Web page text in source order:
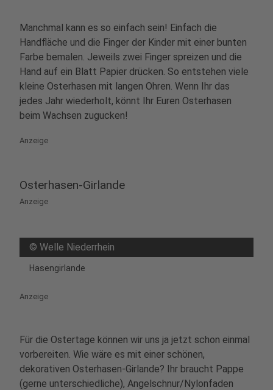
Manchmal kann es so einfach sein! Einfach die
Handfläche und die Finger der Kinder mit einer bunten
Farbe bemalen. Jeweils zwei Finger spreizen und die
Hand auf ein Blatt Papier drücken. So entstehen viele
kleine Osterhasen mit langen Ohren. Wenn Ihr das
jedes Jahr wiederholt, könnt Ihr Euren Osterhasen
beim Wachsen zugucken!
Anzeige
Osterhasen-Girlande
Anzeige
© Welle Niederrhein
Hasengirlande
Anzeige
Für die Ostertage können wir uns ja jetzt schon einmal
vorbereiten. Wie wäre es mit einer schönen,
dekorativen Osterhasen-Girlande? Ihr braucht Pappe
(gerne unterschiedliche), Angelschnur/Nylonfaden